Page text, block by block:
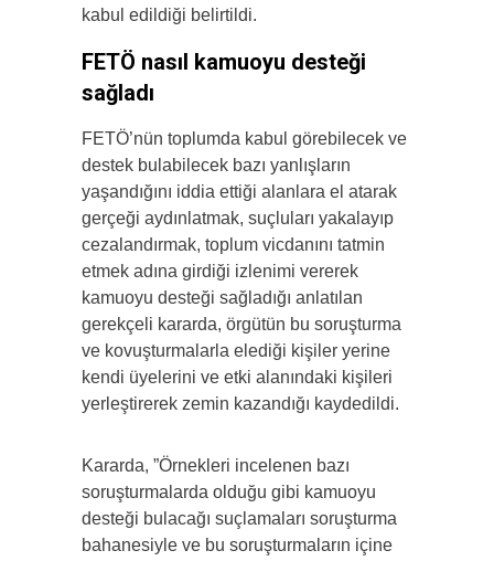
kabul edildiği belirtildi.
FETÖ nasıl kamuoyu desteği
sağladı
FETÖ’nün toplumda kabul görebilecek ve
destek bulabilecek bazı yanlışların
yaşandığını iddia ettiği alanlara el atarak
gerçeği aydınlatmak, suçluları yakalayıp
cezalandırmak, toplum vicdanını tatmin
etmek adına girdiği izlenimi vererek
kamuoyu desteği sağladığı anlatılan
gerekçeli kararda, örgütün bu soruşturma
ve kovuşturmalarla elediği kişiler yerine
kendi üyelerini ve etki alanındaki kişileri
yerleştirerek zemin kazandığı kaydedildi.
Kararda, ”Örnekleri incelenen bazı
soruşturmalarda olduğu gibi kamuoyu
desteği bulacağı suçlamaları soruşturma
bahanesiyle ve bu soruşturmaların içine